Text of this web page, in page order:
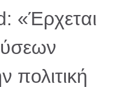
«Έρχεται
πολιτική